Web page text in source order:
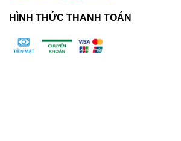
HÌNH THỨC THANH TOÁN